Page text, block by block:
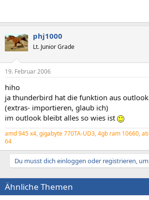
phj1000
Lt. Junior Grade
19. Februar 2006
hiho
ja thunderbird hat die funktion aus
(extras- importieren, glaub ich)
im outlook bleibt alles so wies ist
amd 945 x4, gigabyte 770TA-UD3, 4gb ram 10660,
64
Du musst dich einloggen oder registrieren,
Ähnliche Themen